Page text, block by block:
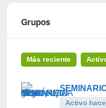
Grupos
Más reciente
Activo